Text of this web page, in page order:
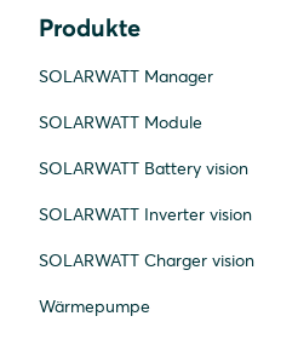
Produkte
SOLARWATT Manager
SOLARWATT Module
SOLARWATT Battery vision
SOLARWATT Inverter vision
SOLARWATT Charger vision
Wärmepumpe